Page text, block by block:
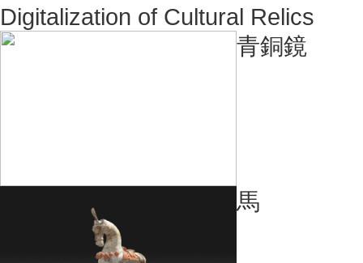
Digitalization of Cultural Relics
青銅鏡
馬